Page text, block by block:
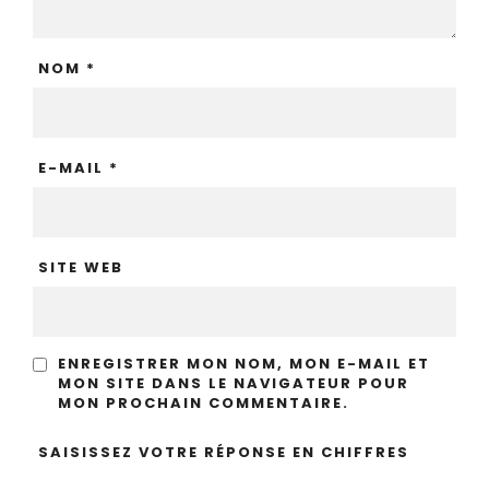
NOM *
E-MAIL *
SITE WEB
ENREGISTRER MON NOM, MON E-MAIL ET
MON SITE DANS LE NAVIGATEUR POUR
MON PROCHAIN COMMENTAIRE.
SAISISSEZ VOTRE RÉPONSE EN CHIFFRES